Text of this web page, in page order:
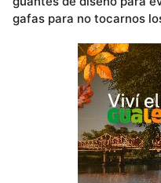
gafas para no tocarnos